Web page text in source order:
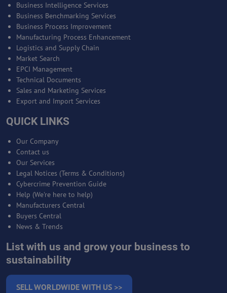
Business Intelligence Services
Business Benchmarking Services
Business Process Improvement
Manufacturing Process Enhancement
Logistics and Supply Chain
Market Search
EPCI Management
Technical Documents
Sales and Marketing Services
Export and Import Services
QUICK LINKS
Our Company
Contact us
Our Services
Legal Notices (Terms & Conditions)
Cybercrime Prevention Guide
Help (We're here to help)
Manufacturers Central
Buyers Central
News & Trends
List with us and grow your business to
sustainability
SELL WORLDWIDE WITH US >>